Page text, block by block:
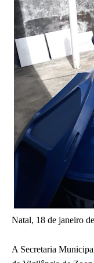
Natal, 18 de janeiro
A Secretaria